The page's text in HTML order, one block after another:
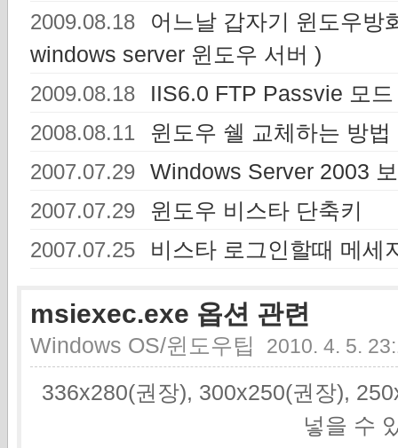
2009.08.18
어느날 갑자기 윈도우방
windows server 윈도우 서버 )
2009.08.18 IIS6.0 FTP Passvie 모
2008.08.11 윈도우 쉘 교체하는 방법
2007.07.29 Windows Server 2003
2007.07.29 윈도우 비스타 단축키
2007.07.25 비스타 로그인할때 메세
msiexec.exe 옵션 관련
Windows OS/윈도우팁 2010. 4. 5.
336x280(권장), 300x250(권장),
넣을 수